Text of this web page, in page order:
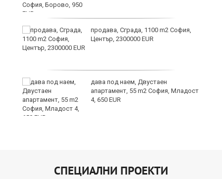
продава, Сграда, 1100 m2 София,
Център, 2300000 EUR
дава под наем, Двустаен
апартамент, 55 m2 София, Младост
4, 650 EUR
СПЕЦИАЛНИ ПРОЕКТИ